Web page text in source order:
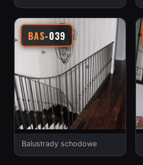
BAS-039
Balustrady schodowe